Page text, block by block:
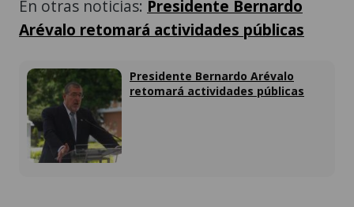
En otras noticias: Presidente Bernardo
Arévalo retomará actividades públicas
Presidente Bernardo Arévalo
retomará actividades públicas